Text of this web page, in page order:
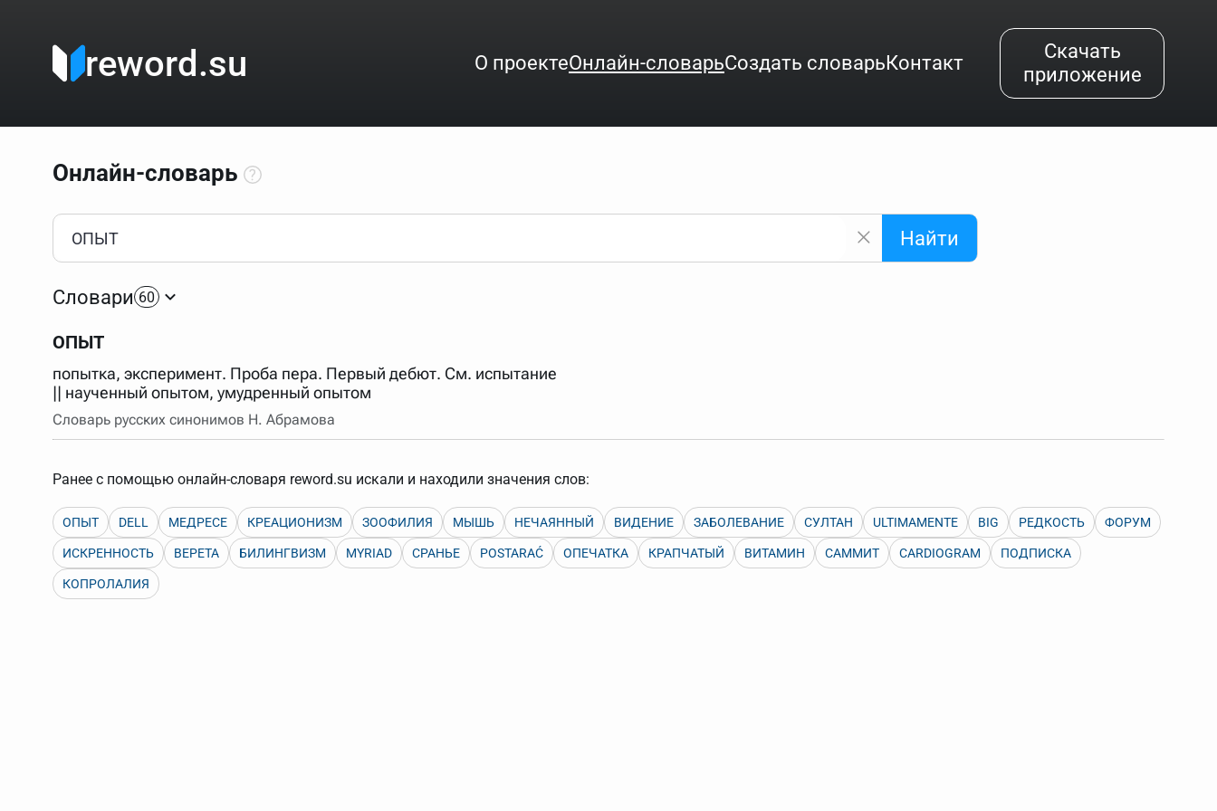
reword.su О проектеОнлайн-словарьСоздать словарьКонтакт
Скачать
приложение
Онлайн-словарь
Как пользоваться онлайн-словарём?
Прежде всего, начните вводить слово, значение которого интересует. Система автоматически подберёт варианты по начальным буквам и покажет их во всплывающем меню.
Если точное написание слова неизвестно (как в кроссворде), неизвестную букву можно заменить подстановочным знаком звёздочкой (*), а несколько неизвестных букв —
Для более сложных случаев существует возможность указывать несколько слов в запросе. Например, если написать в строке запроса "Пушкин поэт" и нажать "Найти", выведутся
В сложных запросах тоже могут присутствовать неизвестные буквы. Например, в кроссворде есть слово "***м***ов", в задании "русский поэт 19 века". Пишем в Reword первым
словом "***м***ов", далее через пробел "поэт". Получается "***м***ов поэт" (без кавычек). Нажимаем "Найти" и получаем статью "Лермонтов" и не только.
Порядок словарей можно изменять, перетаскивая словарь вверх или вниз за прямоугольник слева от названия словаря. Также можно выключать ненужные словари.
Найти
Словари 60
ОПЫТ
попытка, эксперимент. Проба пера. Первый дебют. См. испытание
|| наученный опытом, умудренный опытом
Словарь русских синонимов Н. Абрамова
Ранее с помощью онлайн-словаря reword.su искали и находили значения слов:
ОПЫТ DELL МЕДРЕСЕ КРЕАЦИОНИЗМ ЗООФИЛИЯ МЫШЬ НЕЧАЯННЫЙ ВИДЕНИЕ ЗАБОЛЕВАНИЕ СУЛТАН ULTIMAMENTE BIG РЕДКОСТЬ ФОРУМ
ИСКРЕННОСТЬ ВЕРЕТА БИЛИНГВИЗМ MYRIAD СРАНЬЕ POSTARAĆ ОПЕЧАТКА КРАПЧАТЫЙ ВИТАМИН САММИТ CARDIOGRAM ПОДПИСКА
КОПРОЛАЛИЯ